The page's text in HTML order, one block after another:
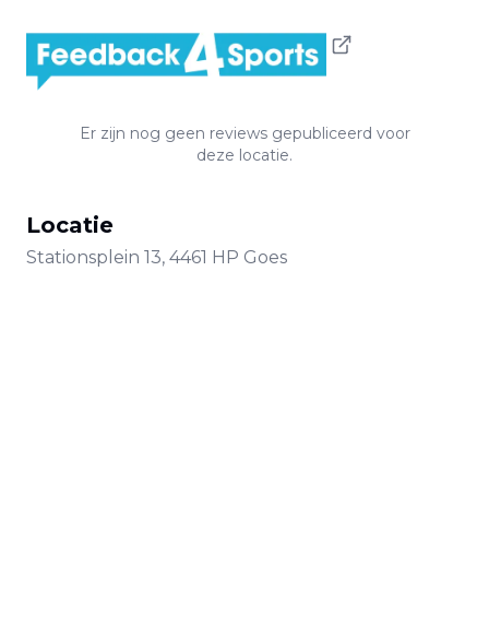
Er zijn nog geen reviews gepubliceerd voor
deze locatie.
Locatie
Stationsplein 13, 4461 HP Goes